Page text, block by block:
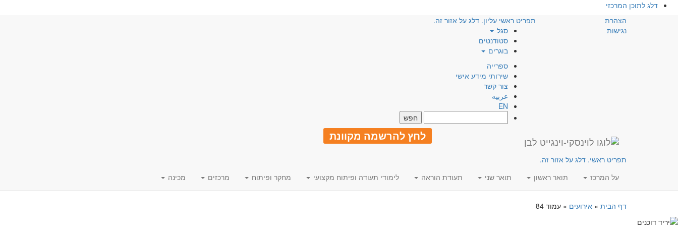
דלג לתוכן המרכזי
הצהרת
נגישות
תפריט ראשי עליון. דלג על אזור זה.
סגל
סטודנטים
בוגרים
ספרייה
שירותי מידע אישי
צור קשר
عربيه
EN
לחץ להרשמה מקוונת
תפריט ראשי. דלג על אזור זה.
על המרכז
תואר ראשון תואר שני תעודת הוראה לימודי תעודה ופיתוח מקצועי מחקר ופיתוח מרכזים מכינה
דף הבית » אירועים » עמוד 84